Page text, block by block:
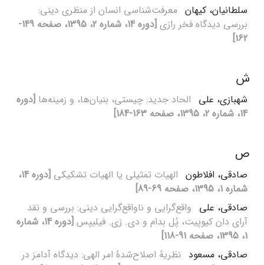
سلطانیان، کیهان معرفت‌شناسی انسان از منظری دینی:
بررسی دیدگاه فخر رازی
[دوره 14، شماره 2، 1395، صفحه 149-
162]
ش
شهبازی، علی الحاد جدید: چیستی، بنیان‌ها، و زمینه‌ها [دوره
14، شماره 2، 1395، صفحه 163-184]
ص
صادقی، افلاطون الهیات تمثیلی یا الهیات تشکیکی
[دوره 14،
شماره 1، 1395، صفحه 69-89]
صادقی، علی واقع‌گرایی و ناواقع‌گرایی دینی: بررسی و نقد
آرای دان کیوپیت، پُل بدام و دی. زی. فیلیپس
[دوره 14، شماره
1، 1395، صفحه 91-118]
صادقی، مسعود نظریۀ اصلاح‌شدۀ امر الهی: دیدگاه آدامز در